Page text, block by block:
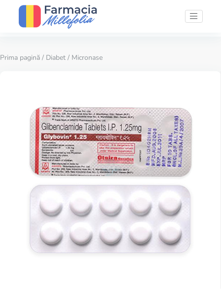
Prima pagină / Diabet / Micronase